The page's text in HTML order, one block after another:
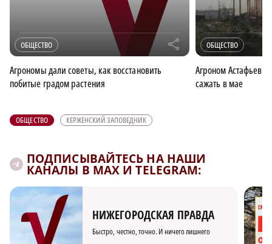
ОБЩЕСТВО r
Агрономы дали советы, как восстановить
побитые градом растения
ОБЩЕСТВО
Агроном Астафьев
сажать в мае
ОБЩЕСТВО КЕРЖЕНСКИЙ ЗАПОВЕДНИК
ПОДПИСЫВАЙТЕСЬ НА НАШИ
КАНАЛЫ В MAX И TELEGRAM:
НИЖЕГОРОДСКАЯ ПРАВДА
Быстро, честно, точно. И ничего лишнего